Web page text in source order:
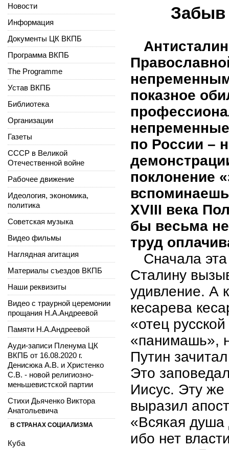
Забыв
показное
по России –
поклонение
XVIII века
бы весьма
труд
Сначала
Сталину
удивление. А
кесарева
«отец
«панимашь»,
Путин
Это
Иисус. Эту же
выразил
«Всякая душа
ибо нет
Новости
Информация
Документы ЦК ВКПБ
Программа ВКПБ
The Programme
Устав ВКПБ
Библиотека
Организации
Газеты
СССР в Великой
Отечественной войне
Рабочее движение
Идеология, экономика,
политика
Советская музыка
Видео фильмы
Наглядная агитация
Материалы съездов ВКПБ
Наши реквизиты
Видео с траурной церемонии
прощания Н.А.Андреевой
Памяти Н.А.Андреевой
Ауди-записи Пленума ЦК
ВКПБ от 16.08.2020 г.
Денисюка А.В. и Христенко
С.В. - новой религиозно-
меньшевистской партии
Стихи Дьяченко Виктора
Анатольевича
В СТРАНАХ СОЦИАЛИЗМА
Куба